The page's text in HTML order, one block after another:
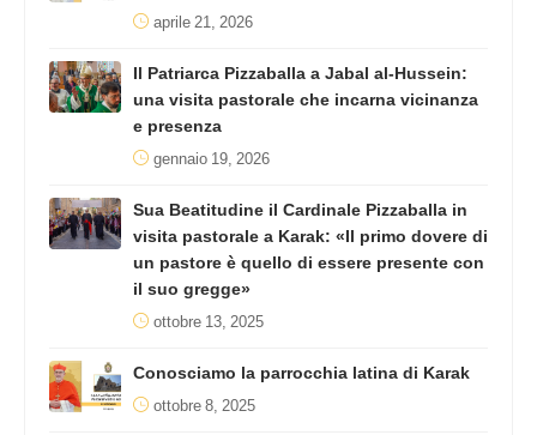
aprile 21, 2026
Il Patriarca Pizzaballa a Jabal al-Hussein:
una visita pastorale che incarna vicinanza
e presenza
gennaio 19, 2026
Sua Beatitudine il Cardinale Pizzaballa in
visita pastorale a Karak: «Il primo dovere di
un pastore è quello di essere presente con
il suo gregge»
ottobre 13, 2025
Conosciamo la parrocchia latina di Karak
ottobre 8, 2025